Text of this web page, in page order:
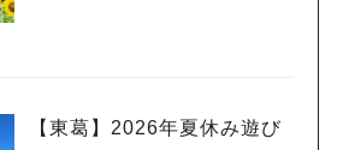
【東葛】2026年夏休み遊び